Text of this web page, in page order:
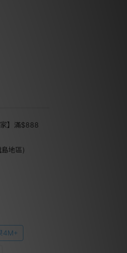
】滿$888
地區)
4M+